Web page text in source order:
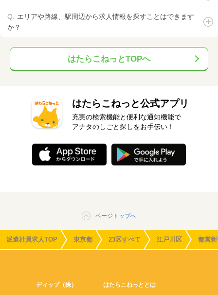
エリアや路線、駅周辺から求人情報を探すことはできます
か？
はたらこねっとTOPへ
はたらこねっと公式アプリ
充実の検索機能と便利な通知機能で
アナタのしごと探しをお手伝い！
ページトップへ
派遣社員求人TOP 東京都 23区すべて 江戸川区 都営
ディップ（株） はたらこねっととは